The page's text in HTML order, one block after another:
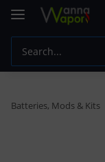
Batteries, Mods & Kits